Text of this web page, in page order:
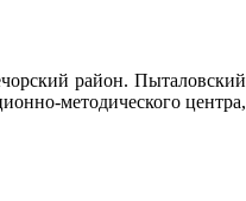
район. Пыталовский
методического центра,